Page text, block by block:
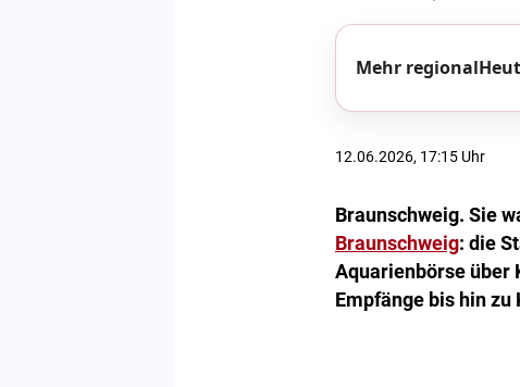
Mehr
12.06.2026, 17:15 Uhr
Braunschweig. Sie
Braunschweig: die
Aquarienbörse über
Empfänge bis hin zu